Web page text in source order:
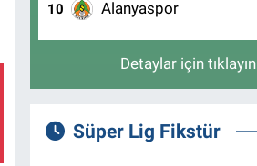
10 Alanyaspor
Detaylar için tıklayın
Süper Lig Fikstür